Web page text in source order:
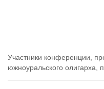
Участники конференции,
южноуральского олигарха,